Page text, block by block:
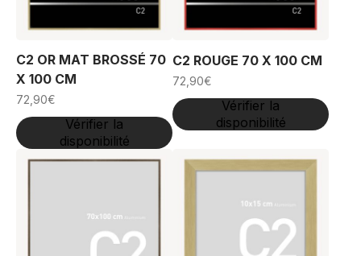
C2 OR MAT BROSSÉ 70
X 100 CM
72,90€
Vérifier la
disponibilité
C2 ROUGE 70 X 100 CM
72,90€
Vérifier la
disponibilité